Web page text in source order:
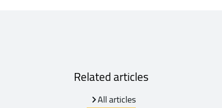
Related articles
All articles